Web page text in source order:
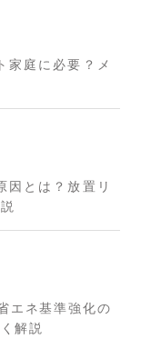
家庭に必要？メ
因とは？放置リ
エネ基準強化の
解説